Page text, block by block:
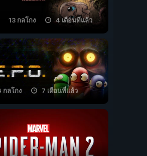
13 กลโกง 4 เดือนที่แล้ว
กลโกง 7 เดือนที่แล้ว